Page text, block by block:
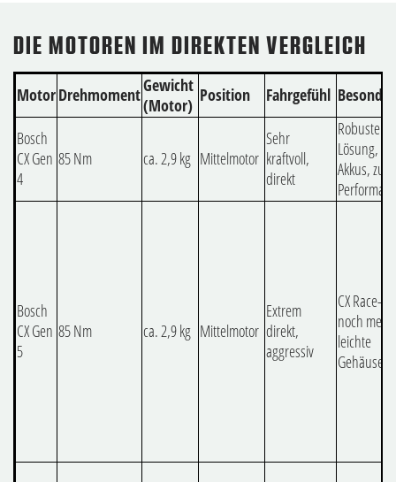
DIE MOTOREN IM DIREKTEN VERGLEICH
MotorDrehmomentGewicht
(Motor) Position Fahrgefühl
Bosch
CX Gen
4
85 Nm ca. 2,9 kg Mittelmotor
Sehr
kraftvoll,
direkt
Robuste
Lösung,
Akkus,
Bosch
CX Gen
5
85 Nm ca. 2,9 kg Mittelmotor
Extrem
direkt,
aggressiv
CX Race-
noch
leichte